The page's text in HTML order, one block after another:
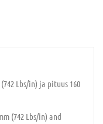
Lbs/in) ja pituus 160
(742 Lbs/in) and